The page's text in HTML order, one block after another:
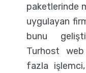
paketlerinde
uygulayan
bunu
Turhost
fazla